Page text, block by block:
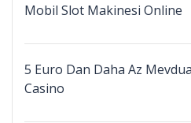
Mobil Slot Makinesi Online
5 Euro Dan Daha Az
Casino